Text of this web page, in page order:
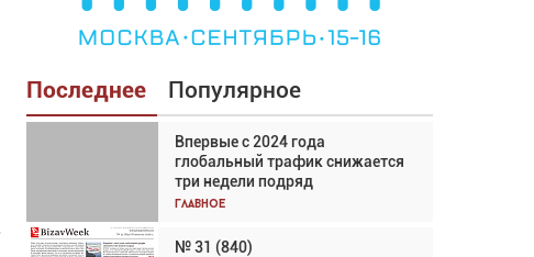
Последнее Популярное
Впервые с 2024 года
глобальный трафик снижается
три недели подряд
Главное
№ 31 (840)
Взгляд с высоты: тандем
вертолётов и БПЛА в
спасательных операциях
Главное
Авиационный фотограф Дэйв